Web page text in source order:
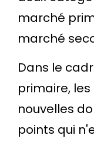
marché
marché
Dans le
primaire,
nouvelles
points qui